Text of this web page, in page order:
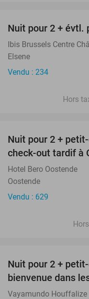
Nuit pour 2 + évtl.
Ibis Brussels Centre
Elsene
Vendu : 234
Hors
Nuit pour 2 +
check-out tardif à
Hotel Bero Oostende
Oostende
Vendu : 629
Nuit pour 2 +
bienvenue dans
Vayamundo Houffalize